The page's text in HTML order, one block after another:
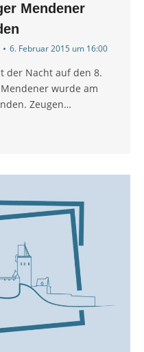
Mendener
6. Februar 2015 um 16:00
der Nacht auf den 8.
wurde am
Zeugen…